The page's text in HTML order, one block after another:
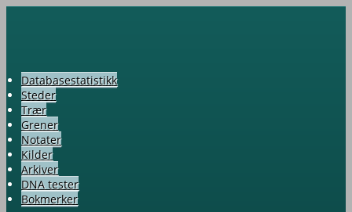
Databasestatistikk
Steder
Trær
Grener
Notater
Kilder
Arkiver
DNA tester
Bokmerker